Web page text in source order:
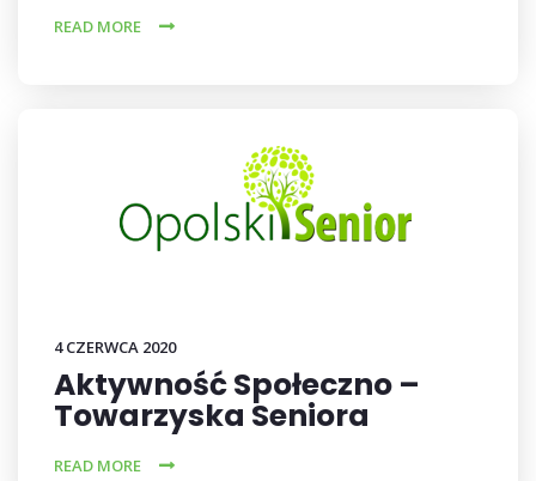
READ MORE
4 CZERWCA 2020
Aktywność Społeczno –
Towarzyska Seniora
READ MORE